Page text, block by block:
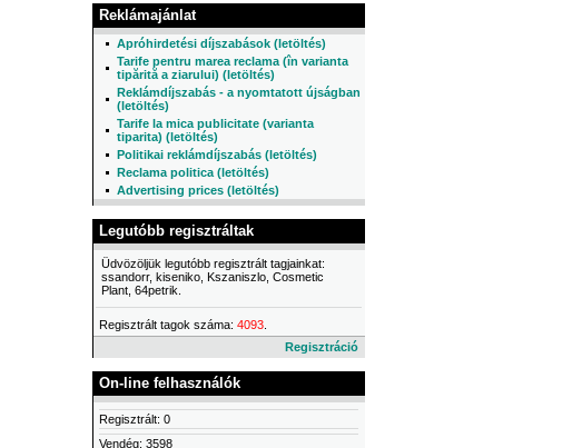
Reklámajánlat
Apróhirdetési díjszabások (letöltés)
Tarife pentru marea reclama (în varianta
tipărită a ziarului) (letöltés)
Reklámdíjszabás - a nyomtatott újságban
(letöltés)
Tarife la mica publicitate (varianta
tiparita) (letöltés)
Politikai reklámdíjszabás (letöltés)
Reclama politica (letöltés)
Advertising prices (letöltés)
Legutóbb regisztráltak
Üdvözöljük legutóbb regisztrált tagjainkat:
ssandorr, kiseniko, Kszaniszlo, Cosmetic
Plant, 64petrik.
Regisztrált tagok száma: 4093
Regisztráció
On-line felhasználók
Regisztrált: 0
Vendég: 3598